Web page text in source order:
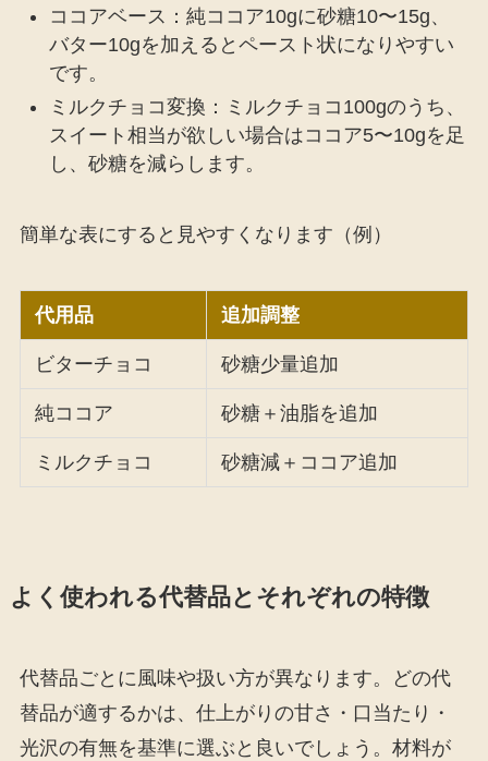
ココアベース：純ココア10gに砂糖10〜15g、
バター10gを加えるとペースト状になりやすい
です。
ミルクチョコ変換：ミルクチョコ100gのうち、
スイート相当が欲しい場合はココア5〜10gを足
し、砂糖を減らします。
簡単な表にすると見やすくなります（例）
代用品 追加調整
ビターチョコ 砂糖少量追加
純ココア 砂糖＋油脂を追加
ミルクチョコ 砂糖減＋ココア追加
よく使われる代替品とそれぞれの特徴
代替品ごとに風味や扱い方が異なります。どの代
替品が適するかは、仕上がりの甘さ・口当たり・
光沢の有無を基準に選ぶと良いでしょう。材料が